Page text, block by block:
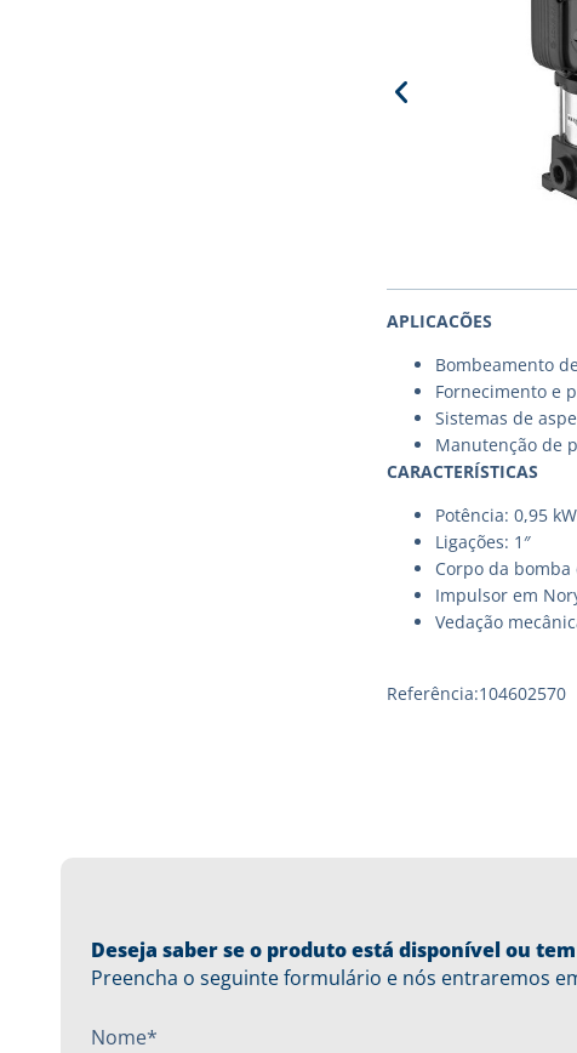
APLICACÕES
Bombeamento
Fornecimento e
Sistemas de
Manutenção de
CARACTERÍSTICAS
Potência: 0,95 kW
Ligações: 1″
Corpo da
Impulsor em
Vedação
Referência:104602570
Deseja saber se o produto está disponível ou
Preencha o seguinte formulário e nós entraremos
Nome*